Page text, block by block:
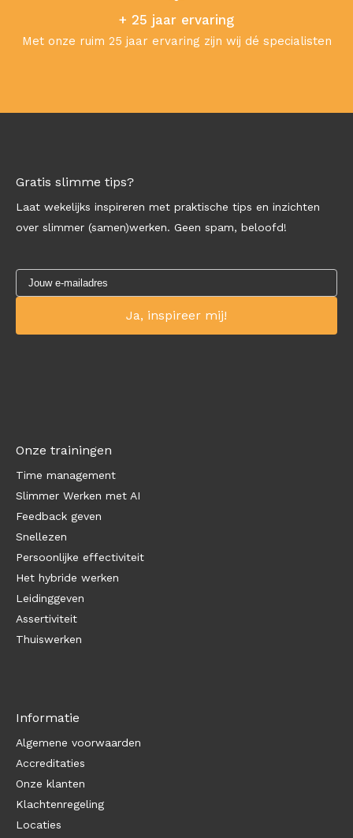
+ 25 jaar ervaring
Met onze ruim 25 jaar ervaring zijn wij dé specialisten
Gratis slimme tips?
Laat wekelijks inspireren met praktische tips en inzichten
over slimmer (samen)werken. Geen spam, beloofd!
Onze trainingen
Time management
Slimmer Werken met AI
Feedback geven
Snellezen
Persoonlijke effectiviteit
Het hybride werken
Leidinggeven
Assertiviteit
Thuiswerken
Informatie
Algemene voorwaarden
Accreditaties
Onze klanten
Klachtenregeling
Locaties